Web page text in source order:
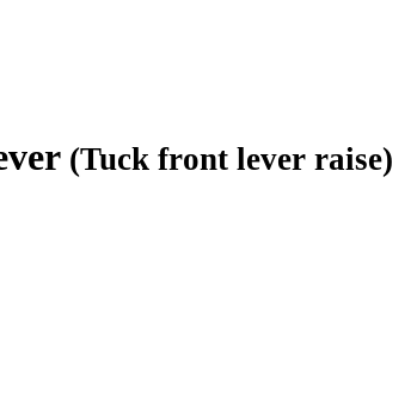
(Tuck front lever raise)